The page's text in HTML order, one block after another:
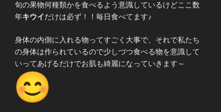
旬の果物何種類かを食べるよう意識しているけどここ数
年キウイだけは必ず！！毎日食べてます♪
身体の内側に入れる物ってすごく大事で、それで私たち
の身体は作られているので少しづつ食べる物を意識して
いってあげるだけでお肌も綺麗になっていきます～